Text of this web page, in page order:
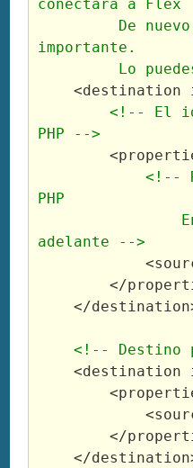
conectará a Flex
De nuevo,
importante.
Lo puedes
<destination
<!-- El id
PHP -->
<!--
PHP
En el
adelante -->
</
</destination
<!-- Destino
<destination
</
</destination